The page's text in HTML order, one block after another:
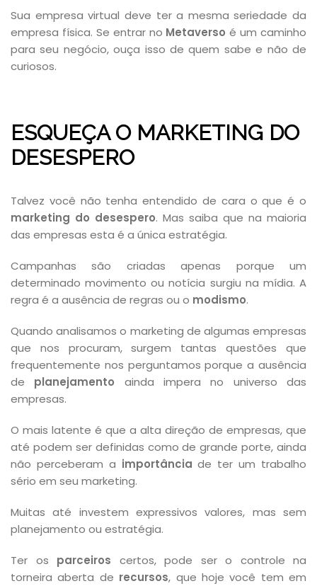
Sua empresa virtual deve ter a mesma seriedade da
empresa física. Se entrar no Metaverso é um caminho
para seu negócio, ouça isso de quem sabe e não de
curiosos.
ESQUEÇA O MARKETING DO
DESESPERO
Talvez você não tenha entendido de cara o que é o
marketing do desespero. Mas saiba que na maioria
das empresas esta é a única estratégia.
Campanhas são criadas apenas porque um
determinado movimento ou notícia surgiu na mídia. A
regra é a ausência de regras ou o modismo.
Quando analisamos o marketing de algumas empresas
que nos procuram, surgem tantas questões que
frequentemente nos perguntamos porque a ausência
de planejamento ainda impera no universo das
empresas.
O mais latente é que a alta direção de empresas, que
até podem ser definidas como de grande porte, ainda
não perceberam a importância de ter um trabalho
sério em seu marketing.
Muitas até investem expressivos valores, mas sem
planejamento ou estratégia.
Ter os parceiros certos, pode ser o controle na
torneira aberta de recursos, que hoje você tem em